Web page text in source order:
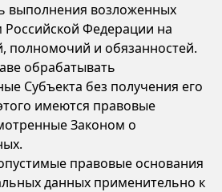
возложенных
Российской Федерации на
полномочий и обязанностей.
обрабатывать
Субъекта без получения его
имеются правовые
Законом о
правовые основания
данных применительно к